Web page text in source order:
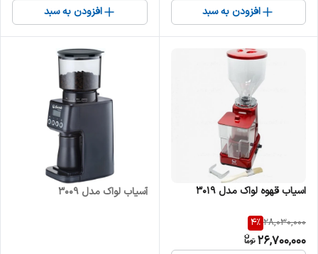
افزودن به سبد افزودن به سبد
اسیاب قهوه لواک مدل 3019
28,030,000
4%
26,700,000
آسیاب لواک مدل 3009